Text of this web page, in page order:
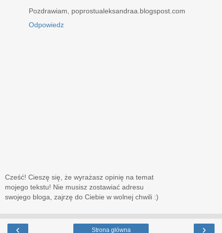
Pozdrawiam, poprostualeksandraa.blogspost.com
Odpowiedz
Cześć! Cieszę się, że wyrażasz opinię na temat
mojego tekstu! Nie musisz zostawiać adresu
swojego bloga, zajrzę do Ciebie w wolnej chwili :)
‹ ›
Strona główna